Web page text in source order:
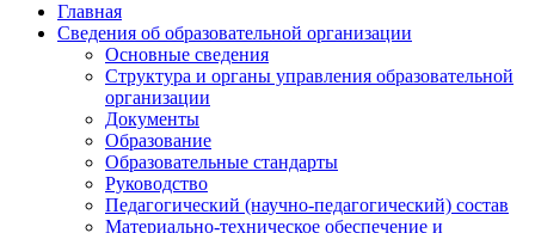
Главная
Сведения об образовательной организации
Основные сведения
Структура и органы управления образовательной
организации
Документы
Образование
Образовательные стандарты
Руководство
Педагогический (научно-педагогический) состав
Материально-техническое обеспечение и